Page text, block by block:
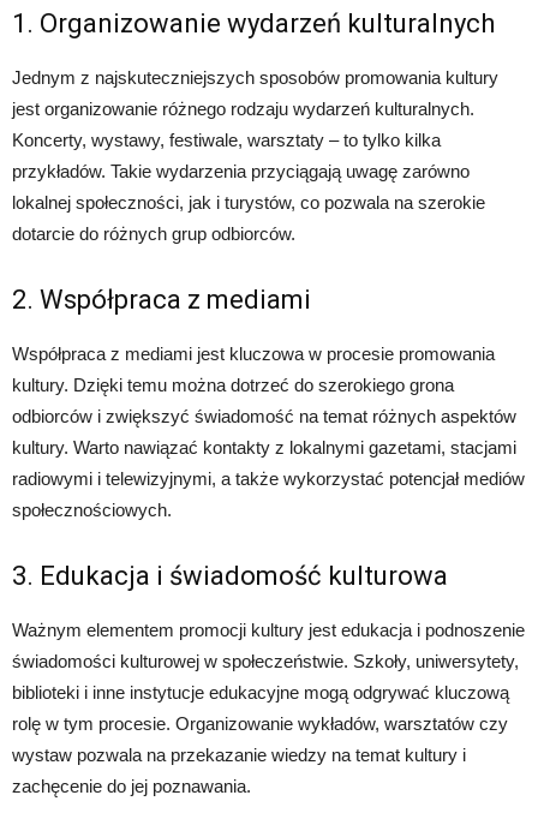
1. Organizowanie wydarzeń kulturalnych
Jednym z najskuteczniejszych sposobów promowania kultury
jest organizowanie różnego rodzaju wydarzeń kulturalnych.
Koncerty, wystawy, festiwale, warsztaty – to tylko kilka
przykładów. Takie wydarzenia przyciągają uwagę zarówno
lokalnej społeczności, jak i turystów, co pozwala na szerokie
dotarcie do różnych grup odbiorców.
2. Współpraca z mediami
Współpraca z mediami jest kluczowa w procesie promowania
kultury. Dzięki temu można dotrzeć do szerokiego grona
odbiorców i zwiększyć świadomość na temat różnych aspektów
kultury. Warto nawiązać kontakty z lokalnymi gazetami, stacjami
radiowymi i telewizyjnymi, a także wykorzystać potencjał mediów
społecznościowych.
3. Edukacja i świadomość kulturowa
Ważnym elementem promocji kultury jest edukacja i podnoszenie
świadomości kulturowej w społeczeństwie. Szkoły, uniwersytety,
biblioteki i inne instytucje edukacyjne mogą odgrywać kluczową
rolę w tym procesie. Organizowanie wykładów, warsztatów czy
wystaw pozwala na przekazanie wiedzy na temat kultury i
zachęcenie do jej poznawania.